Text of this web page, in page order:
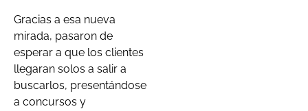
Gracias a esa nueva
mirada, pasaron de
esperar a que los clientes
llegaran solos a salir a
buscarlos, presentándose
a concursos y